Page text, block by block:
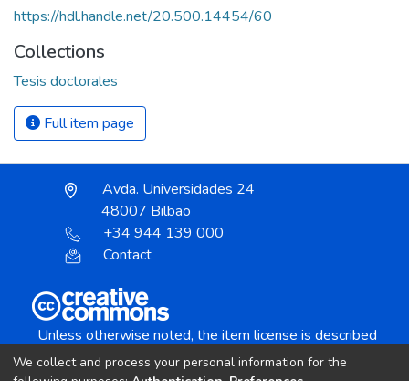
https://hdl.handle.net/20.500.14454/60
Collections
Tesis doctorales
Full item page
Avda. Universidades 24
48007 Bilbao
+34 944 139 000
Contact
Unless otherwise noted, the item license is described
We collect and process your personal information for the